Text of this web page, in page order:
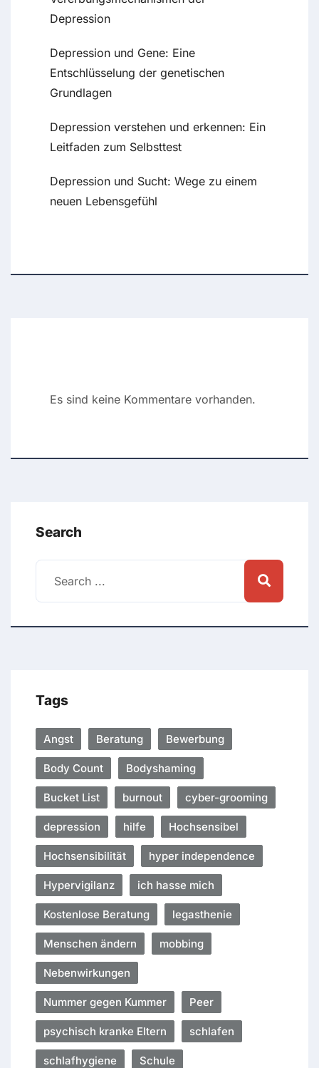
Depression
Depression und Gene: Eine
Entschlüsselung der genetischen
Grundlagen
Depression verstehen und erkennen: Ein
Leitfaden zum Selbsttest
Depression und Sucht: Wege zu einem
neuen Lebensgefühl
Es sind keine Kommentare vorhanden.
Search
Tags
Angst Beratung Bewerbung
Body Count Bodyshaming
Bucket List burnout cyber-grooming
depression hilfe Hochsensibel
Hochsensibilität hyper independence
Hypervigilanz ich hasse mich
Kostenlose Beratung legasthenie
Menschen ändern mobbing
Nebenwirkungen
Nummer gegen Kummer Peer
psychisch kranke Eltern schlafen
schlafhygiene Schule